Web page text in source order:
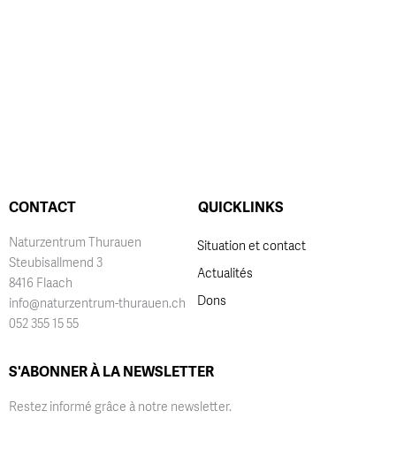
CONTACT
Naturzentrum Thurauen
Steubisallmend 3
8416 Flaach
info@naturzentrum-thurauen.ch
052 355 15 55
QUICKLINKS
Situation et contact
Actualités
Dons
S'ABONNER À LA NEWSLETTER
Restez informé grâce à notre newsletter.